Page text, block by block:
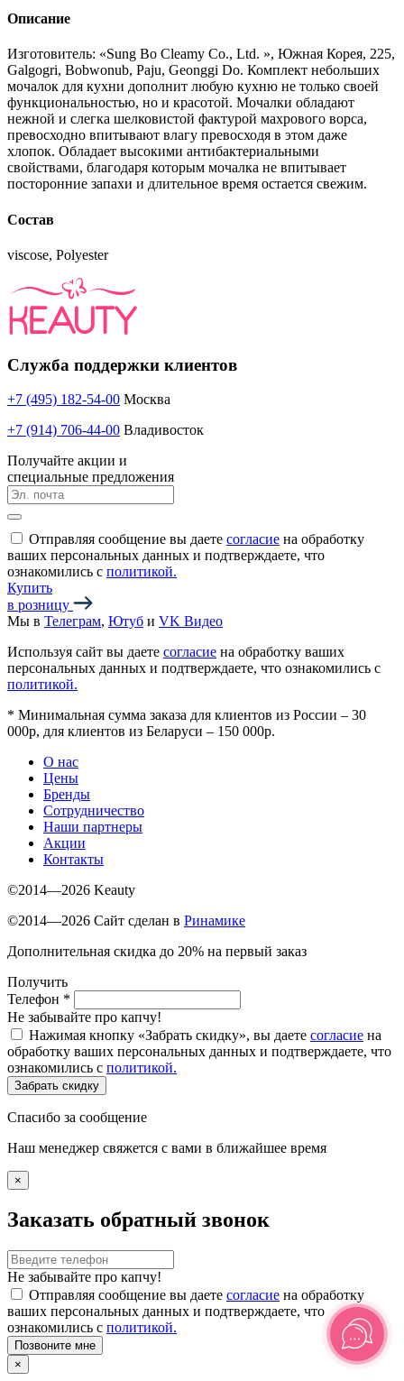
Описание
Изготовитель: «Sung Bo Cleamy Co., Ltd. », Южная Корея, 225,
Galgogri, Bobwonub, Paju, Geonggi Do. Комплект небольших
мочалок для кухни дополнит любую кухню не только своей
функциональностью, но и красотой. Мочалки обладают
нежной и слегка шелковистой фактурой махрового ворса,
превосходно впитывают влагу превосходя в этом даже
хлопок. Обладает высокими антибактериальными
свойствами, благодаря которым мочалка не впитывает
посторонние запахи и длительное время остается свежим.
Состав
viscose, Polyester
Служба поддержки клиентов
+7 (495) 182-54-00 Москва
+7 (914) 706-44-00 Владивосток
Получайте акции и
специальные предложения
Отправляя сообщение вы даете согласие на обработку
ваших персональных данных и подтверждаете, что
ознакомились с политикой.
Купить
в розницу
Мы в Телеграм, Ютуб и VK Видео
Используя сайт вы даете согласие на обработку ваших
персональных данных и подтверждаете, что ознакомились с
политикой.
* Минимальная сумма заказа для клиентов из России – 30
000р, для клиентов из Беларуси – 150 000р.
О нас
Цены
Бренды
Сотрудничество
Наши партнеры
Акции
Контакты
©2014—2026 Keauty
©2014—2026 Сайт сделан в Ринамике
Дополнительная скидка до 20% на первый заказ
Получить
Телефон *
Не забывайте про капчу!
Нажимая кнопку «Забрать скидку», вы даете согласие на
обработку ваших персональных данных и подтверждаете, что
ознакомились с политикой.
Забрать скидку
Спасибо за сообщение
Наш менеджер свяжется с вами в ближайшее время
×
Заказать обратный звонок
Не забывайте про капчу!
Отправляя сообщение вы даете согласие на обработку
ваших персональных данных и подтверждаете, что
ознакомились с политикой.
Позвоните мне
×